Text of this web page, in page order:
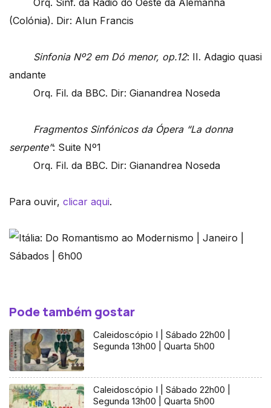
Orq. Sinf. da Rádio do Oeste da Alemanha
(Colónia). Dir: Alun Francis
Sinfonia Nº2 em Dó menor, op.12: II. Adagio quasi
andante
Orq. Fil. da BBC. Dir: Gianandrea Noseda
Fragmentos Sinfónicos da Ópera “La donna
serpente”: Suite Nº1
Orq. Fil. da BBC. Dir: Gianandrea Noseda
Para ouvir, clicar aqui.
Pode também gostar
Caleidoscópio I | Sábado 22h00 |
Segunda 13h00 | Quarta 5h00
Caleidoscópio I | Sábado 22h00 |
Segunda 13h00 | Quarta 5h00